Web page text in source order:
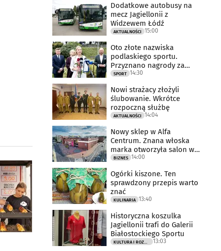
Dodatkowe autobusy na
mecz Jagiellonii z
Widzewem Łódź
AKTUALNOŚCI 15:00
Oto złote nazwiska
podlaskiego sportu.
Przyznano nagrody za
2025 rok
SPORT 14:30
Nowi strażacy złożyli
ślubowanie. Wkrótce
rozpoczną służbę
AKTUALNOŚCI 14:04
Nowy sklep w Alfa
Centrum. Znana włoska
marka otworzyła salon w
Białymstoku
BIZNES 14:00
Ogórki kiszone. Ten
sprawdzony przepis warto
znać
KULINARIA 13:40
Historyczna koszulka
Jagiellonii trafi do Galerii
Białostockiego Sportu
13:03